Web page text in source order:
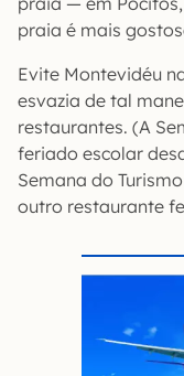
praia é mais
Evite Montevidéu
esvazia de tal
restaurantes. (A
feriado escolar
Semana do
outro restaurante